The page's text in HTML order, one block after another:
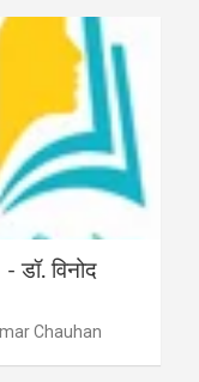
डॉ. विनोद
Chauhan